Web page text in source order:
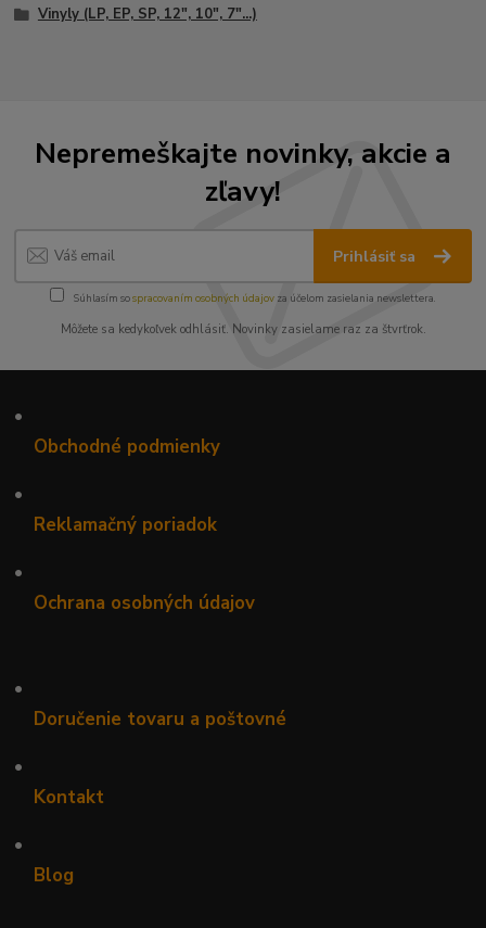
Vinyly (LP, EP, SP, 12", 10", 7"...)
Nepremeškajte novinky, akcie a
zľavy!
Prihlásiť sa
Súhlasím sospracovaním osobných údajov za účelom zasielania newslettera.
Môžete sa kedykoľvek odhlásiť. Novinky zasielame raz za štvrťrok.
•
Obchodné podmienky
•
Reklamačný poriadok
•
Ochrana osobných údajov
•
Doručenie tovaru a poštovné
•
Kontakt
•
Blog